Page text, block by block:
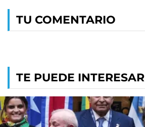
TU COMENTARIO
TE PUEDE INTERESAR